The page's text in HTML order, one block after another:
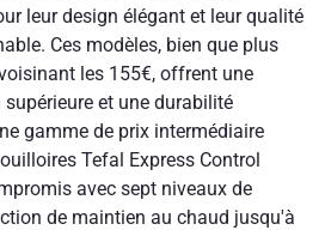
leur design élégant et leur qualité
Ces modèles, bien que plus
les 155€, offrent une
et une durabilité
gamme de prix intermédiaire
Tefal Express Control
avec sept niveaux de
de maintien au chaud jusqu'à